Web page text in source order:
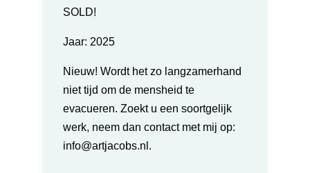
SOLD!
Jaar: 2025
Nieuw! Wordt het zo langzamerhand
niet tijd om de mensheid te
evacueren. Zoekt u een soortgelijk
werk, neem dan contact met mij op:
info@artjacobs.nl.